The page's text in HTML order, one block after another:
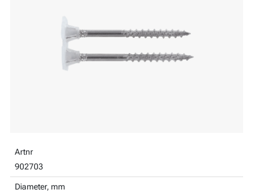
Artnr
902703
Diameter, mm